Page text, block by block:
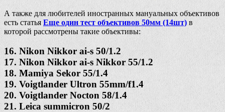
А также для любителей иностранных мануальных объективов
есть статья Еще один тест объективов 50мм (14шт) в
которой рассмотрены такие объективы:
16. Nikon Nikkor ai-s 50/1.2
17. Nikon Nikkor ai-s Nikkor 55/1.2
18. Mamiya Sekor 55/1.4
19. Voigtlander Ultron 55mm/f1.4
20. Voigtlander Nocton 58/1.4
21. Leica summicron 50/2